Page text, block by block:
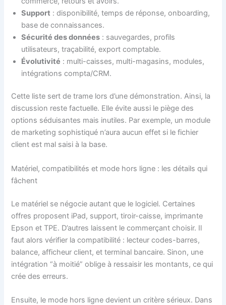
Support : disponibilité, temps de réponse, onboarding,
base de connaissances.
Sécurité des données : sauvegardes, profils
utilisateurs, traçabilité, export comptable.
Évolutivité : multi-caisses, multi-magasins, modules,
intégrations compta/CRM.
Cette liste sert de trame lors d’une démonstration. Ainsi, la
discussion reste factuelle. Elle évite aussi le piège des
options séduisantes mais inutiles. Par exemple, un module
de marketing sophistiqué n’aura aucun effet si le fichier
client est mal saisi à la base.
Matériel, compatibilités et mode hors ligne : les détails qui
fâchent
Le matériel se négocie autant que le logiciel. Certaines
offres proposent iPad, support, tiroir-caisse, imprimante
Epson et TPE. D’autres laissent le commerçant choisir. Il
faut alors vérifier la compatibilité : lecteur codes-barres,
balance, afficheur client, et terminal bancaire. Sinon, une
intégration “à moitié” oblige à ressaisir les montants, ce qui
crée des erreurs.
Ensuite, le mode hors ligne devient un critère sérieux. Dans